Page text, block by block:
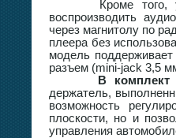
Кроме того,
воспроизводить
через магнитолу по
плеера без
модель
разъем (mini-jack 3,5
В комплект
держатель,
возможность
плоскости, но и
управления